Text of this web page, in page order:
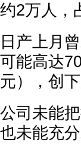
约2万人，
日产上月
可能高达
元），创
公司未能
也未能充